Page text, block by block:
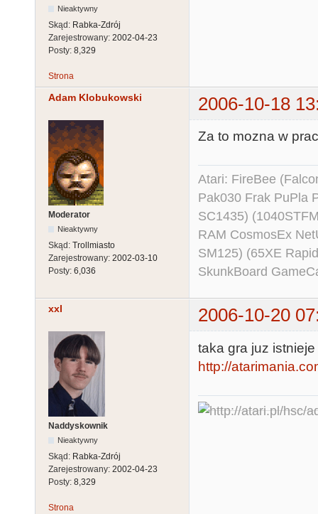
Nieaktywny
Skąd: Rabka-Zdrój
Zarejestrowany: 2002-04-23
Posty: 8,329
Strona
Adam Klobukowski 2006-10-18
Moderator
Nieaktywny
Skąd: Trollmiasto
Zarejestrowany: 2002-03-10
Posty: 6,036
Za to mozna w
Atari: FireBee
Pak030 Frak PuPla
SC1435)
RAM CosmosEx
SM125) (65XE
SkunkBoard
xxl 2006-10-20
Naddyskownik
Nieaktywny
Skąd: Rabka-Zdrój
Zarejestrowany: 2002-04-23
Posty: 8,329
taka gra juz
http://
Strona